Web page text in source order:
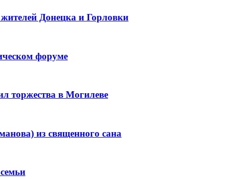
Донецка и Горловки
форуме
торжества в Могилеве
из священного сана